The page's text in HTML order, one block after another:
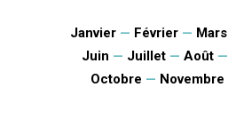
Janvier — Février — Mars
Juin — Juillet — Août —
Octobre — Novembre